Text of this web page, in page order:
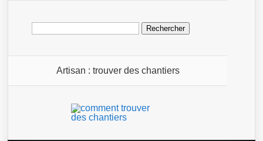
Rechercher :
Artisan : trouver des chantiers